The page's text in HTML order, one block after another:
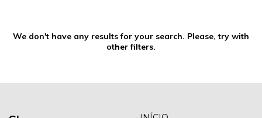
We don't have any results for your search. Please, try with
other filters.